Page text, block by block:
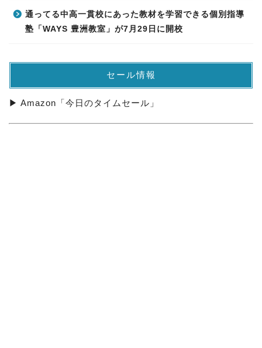
通ってる中高一貫校にあった教材を学習できる個別指導
塾「WAYS 豊洲教室」が7月29日に開校
セール情報
▶ Amazon「今日のタイムセール」